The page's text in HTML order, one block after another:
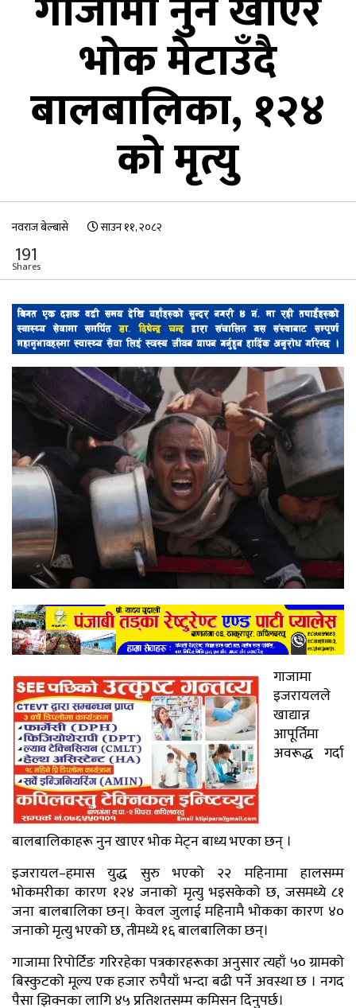
भोक मेटाउँदै
बालबालिका, १२४
को मृत्यु
नवराज बेल्बासे साउन ११, २०८२
191
Shares
गाजामा
इजरायलले
खाद्यान्न
आपूर्तिमा
अवरूद्ध गर्दा
बालबालिकाहरू नुन खाएर भोक मेट्न बाध्य भएका छन् ।
इजरायल–हमास युद्ध सुरु भएको २२ महिनामा हालसम्म
भोकमरीका कारण १२४ जनाको मृत्यु भइसकेको छ, जसमध्ये ८१
जना बालबालिका छन्। केवल जुलाई महिनामै भोकका कारण ४०
जनाको मृत्यु भएको छ, तीमध्ये १६ बालबालिका छन्।
गाजामा रिपोर्टिङ गरिरहेका पत्रकारहरूका अनुसार त्यहाँ ५० ग्रामको
बिस्कुटको मूल्य एक हजार रुपैयाँ भन्दा बढी पर्ने अवस्था छ । नगद
पैसा झिक्नका लागि ४५ प्रतिशतसम्म कमिसन दिनुपर्छ।